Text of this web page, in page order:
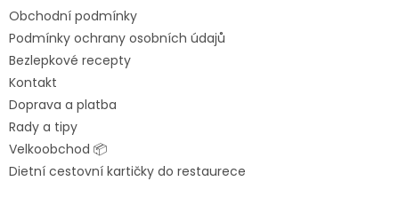
Obchodní podmínky
Podmínky ochrany osobních údajů
Bezlepkové recepty
Kontakt
Doprava a platba
Rady a tipy
Velkoobchod 📦
Dietní cestovní kartičky do restaurece